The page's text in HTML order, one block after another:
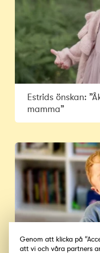
Estrids önskan:
mamma”
Genom att klicka på
att vi och våra partners